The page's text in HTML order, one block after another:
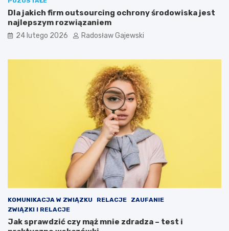
Dla jakich firm outsourcing ochrony środowiska jest
najlepszym rozwiązaniem
24 lutego 2026 Radosław Gajewski
KOMUNIKACJA W ZWIĄZKU RELACJE
ZAUFANIE
ZWIĄZKI I RELACJE
Jak sprawdzić czy mąż mnie zdradza – test i